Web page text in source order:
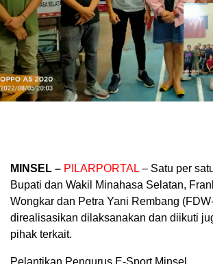
MINSEL – PILARPORTAL – Satu per
Bupati dan Wakil Minahasa Selatan,
Wongkar dan Petra Yani Rembang
direalisasikan dilaksanakan dan diikuti
pihak terkait.
Pelantikan Pengurus E-Sport Minsel